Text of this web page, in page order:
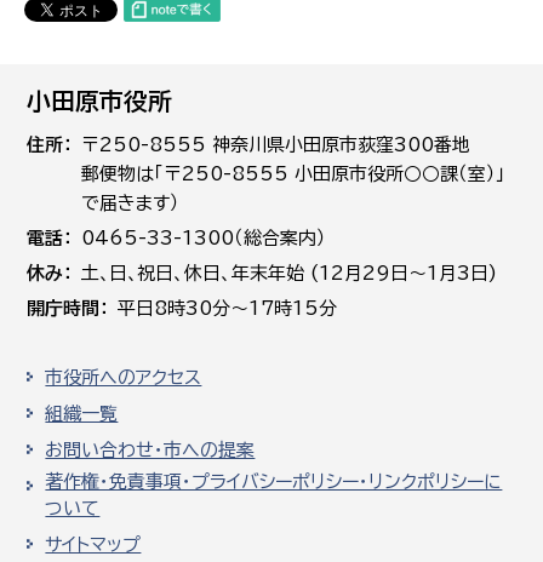
小田原市役所
住所
〒250-8555 神奈川県小田原市荻窪300番地
郵便物は「〒250-8555 小田原市役所○○課（室）」
で届きます）
電話
0465-33-1300（総合案内）
休み
土､日､祝日、休日、年末年始 (12月29日～1月3日)
開庁時間
平日8時30分～17時15分
市役所へのアクセス
組織一覧
お問い合わせ・市への提案
著作権・免責事項・プライバシーポリシー・リンクポリシーに
ついて
サイトマップ